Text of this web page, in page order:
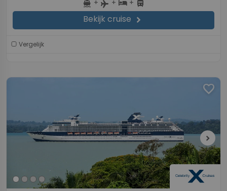
directions_boat + flight + hotel+ directions_bus
Bekijk cruise chevron_right
Vergelijk
favorite
chevron_right